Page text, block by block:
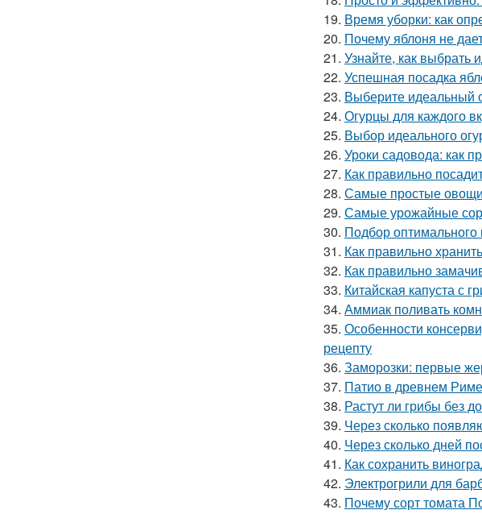
19. Время уборки: как
20. Почему яблоня не
21. Узнайте, как выбрать
22. Успешная посадка
23. Выберите идеальный
24. Огурцы для каждого
25. Выбор идеального
26. Уроки садовода: как
27. Как правильно
28. Самые простые
29. Самые урожайные
30. Подбор
31. Как правильно
32. Как правильно
33. Китайская капуста с
34. Аммиак поливать
35. Особенности
рецепту
36. Заморозки: первые
37. Патио в древнем
38. Растут ли грибы без
39. Через сколько
40. Через сколько дней
41. Как сохранить
42. Электрогрили для
43. Почему сорт томата